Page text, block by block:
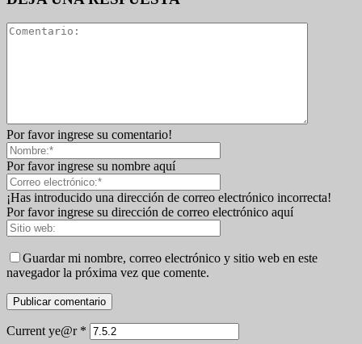
Por favor ingrese su comentario!
Por favor ingrese su nombre aquí
¡Has introducido una dirección de correo electrónico incorrecta!
Por favor ingrese su dirección de correo electrónico aquí
Guardar mi nombre, correo electrónico y sitio web en este
navegador la próxima vez que comente.
Current ye@r *